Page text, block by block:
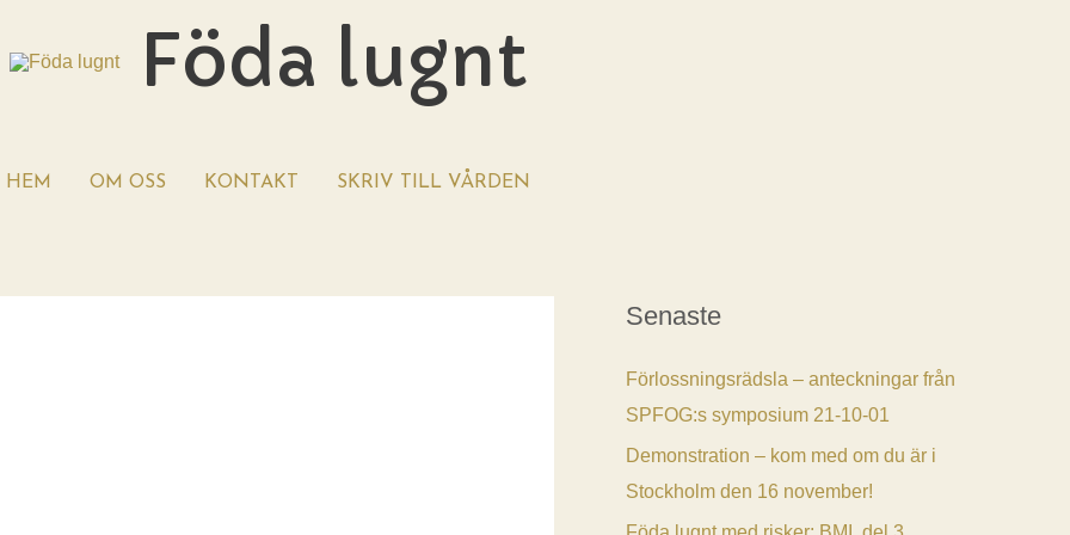
Föda lugnt
HEM OM OSS KONTAKT SKRIV TILL VÅRDEN
Senaste
Förlossningsrädsla – anteckningar från
SPFOG:s symposium 21-10-01
Demonstration – kom med om du är i
Stockholm den 16 november!